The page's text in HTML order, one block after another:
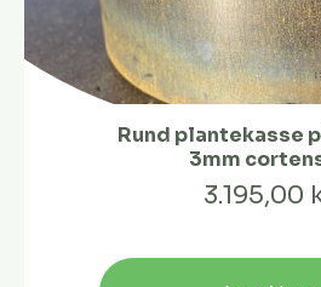
Rund plantekasse
3mm
3.195,00